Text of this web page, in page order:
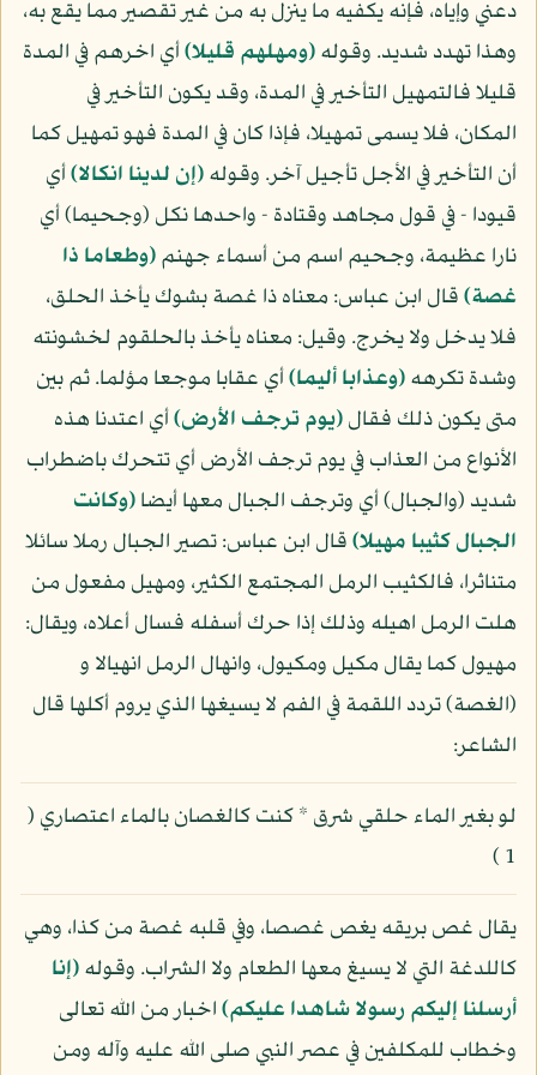
دعني وإياه، فإنه يكفيه ما ينزل به من غير تقصير مما يقع به،
وهذا تهدد شديد. وقوله(ومهلهم قليلا)أي اخرهم في المدة
قليلا فالتمهيل التأخير في المدة، وقد يكون التأخير في
المكان، فلا يسمى تمهيلا، فإذا كان في المدة فهو تمهيل كما
أن التأخير في الأجل تأجيل آخر. وقوله(إن لدينا انكالا)أي
قيودا - في قول مجاهد وقتادة - واحدها نكل (وجحيما) أي
نارا عظيمة، وجحيم اسم من أسماء جهنم(وطعاما ذا
غصة)قال ابن عباس: معناه ذا غصة بشوك يأخذ الحلق،
فلا يدخل ولا يخرج. وقيل: معناه يأخذ بالحلقوم لخشونته
وشدة تكرهه(وعذابا أليما)أي عقابا موجعا مؤلما. ثم بين
متى يكون ذلك فقال(يوم ترجف الأرض)أي اعتدنا هذه
الأنواع من العذاب في يوم ترجف الأرض أي تتحرك باضطراب
شديد (والجبال) أي وترجف الجبال معها أيضا(وكانت
الجبال كثيبا مهيلا)قال ابن عباس: تصير الجبال رملا سائلا
متناثرا، فالكثيب الرمل المجتمع الكثير، ومهيل مفعول من
هلت الرمل اهيله وذلك إذا حرك أسفله فسال أعلاه، ويقال:
مهيول كما يقال مكيل ومكيول، وانهال الرمل انهيالا و
(الغصة) تردد اللقمة في الفم لا يسيغها الذي يروم أكلها قال
الشاعر:
لو بغير الماء حلقي شرق * كنت كالغصان بالماء اعتصاري (
1 )
يقال غص بريقه يغص غصصا، وفي قلبه غصة من كذا، وهي
كاللدغة التي لا يسيغ معها الطعام ولا الشراب. وقوله(إنا
أرسلنا إليكم رسولا شاهدا عليكم)اخبار من الله تعالى
وخطاب للمكلفين في عصر النبي صلى الله عليه وآله ومن